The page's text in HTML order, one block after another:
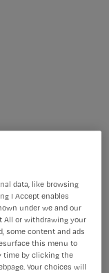
data, like browsing
I Accept enables
under we and our
All or withdrawing your
some content and ads
this menu to
time by clicking the
Your choices will